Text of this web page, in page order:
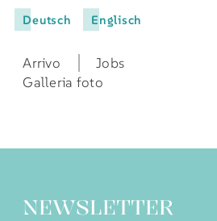
Deutsch Englisch
Arrivo
Jobs
Galleria foto
NEWSLETTER